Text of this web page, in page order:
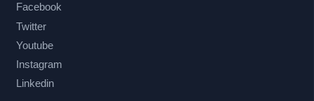
Facebook
Twitter
Youtube
Instagram
Linkedin